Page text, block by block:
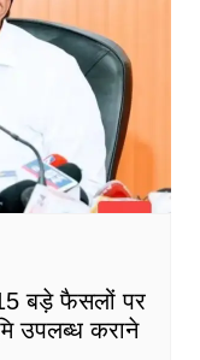
बड़े फैसलों पर
उपलब्ध कराने